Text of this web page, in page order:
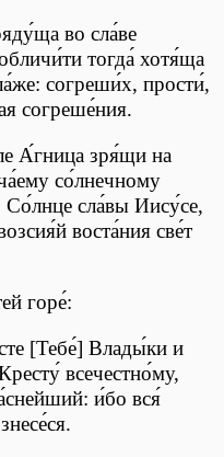
во сла́ве
тогда́ хотя́ща
согреши́х, прости́,
согреше́ния.
А́гница зря́щи на
со́лнечному
сла́вы Иису́се,
воста́ния све́т
горе́:
[Тебе́] Влады́ки и
всечестно́му,
и́бо вся́